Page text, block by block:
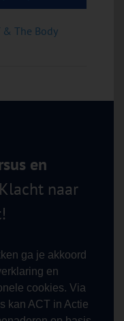
ga je akkoord
en
cookies. Via
kan ACT in Actie
& The Body
en
naar